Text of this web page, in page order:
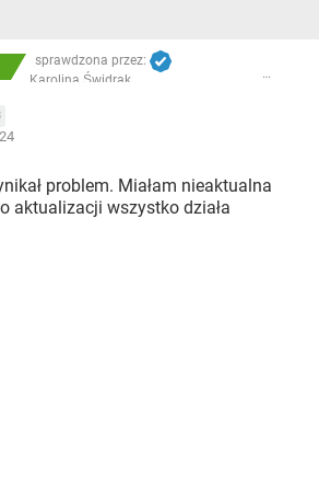
sprawdzona przez:
Karolina Świdrak
problem. Miałam nieaktualna
aktualizacji wszystko działa